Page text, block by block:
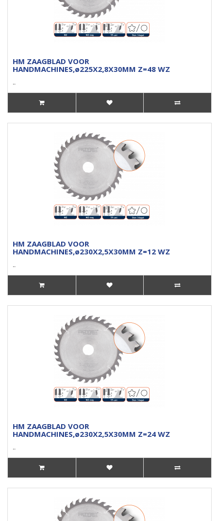
HM ZAAGBLAD VOOR
HANDMACHINES,ø225X2,8X30MM Z=48 WZ
..
HM ZAAGBLAD VOOR
HANDMACHINES,ø230X2,5X30MM Z=12 WZ
..
HM ZAAGBLAD VOOR
HANDMACHINES,ø230X2,5X30MM Z=24 WZ
..